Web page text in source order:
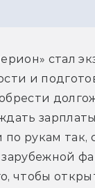
стал
и
рукам так,
чтобы